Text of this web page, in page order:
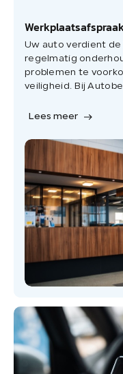
Uw auto verdient
regelmatig
problemen te
veiligheid. Bij
Lees meer